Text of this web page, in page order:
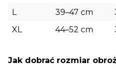
L
39–47 cm
XL
44–52 cm
Jak dobrać rozmiar